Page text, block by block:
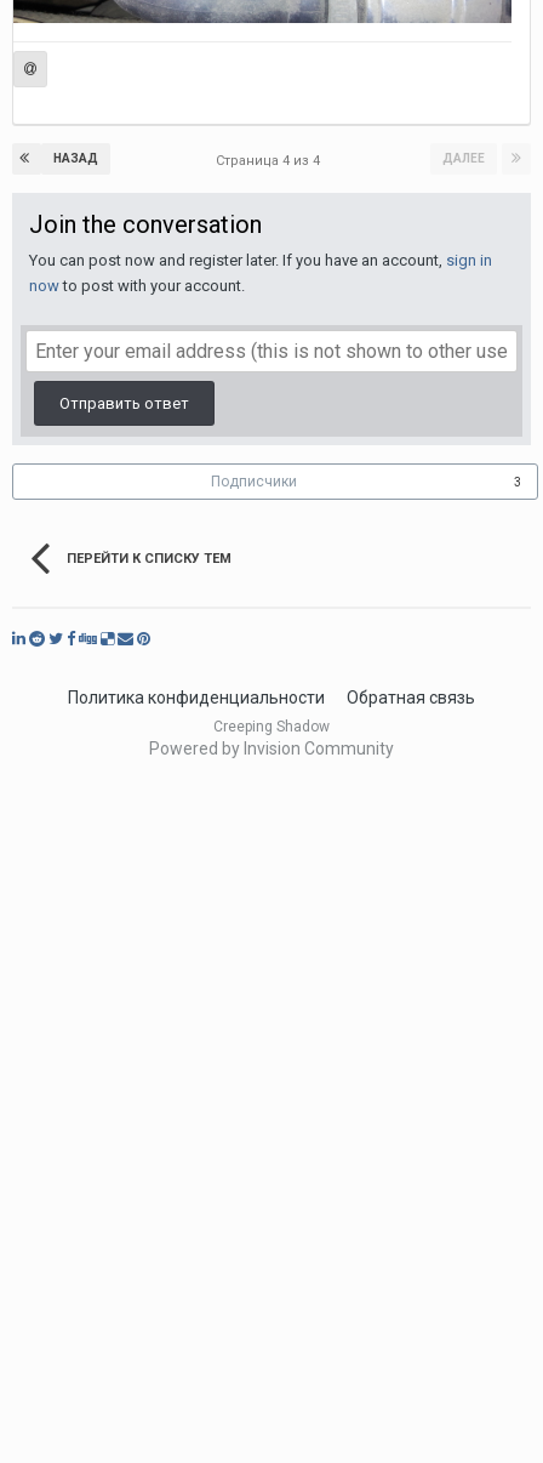
НАЗАД ДАЛЕЕ
Страница 4 из 4
Join the conversation
You can post now and register later. If you have an account, sign in
nowto post with your account.
Отправить ответ
Подписчики 3
ПЕРЕЙТИ К СПИСКУ ТЕМ
Политика конфиденциальности Обратная связь
Creeping Shadow
Powered by Invision Community